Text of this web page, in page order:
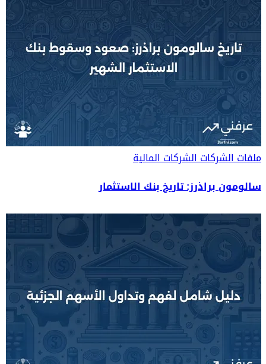
ملفات الشركاتالشركات المالية
سالومون براذرز: تاريخ بنك الاستثمار